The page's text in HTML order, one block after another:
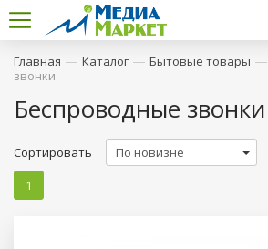
Главная — Каталог — Бытовые товары —
звонки
Беспроводные звонки
1
Сортировать